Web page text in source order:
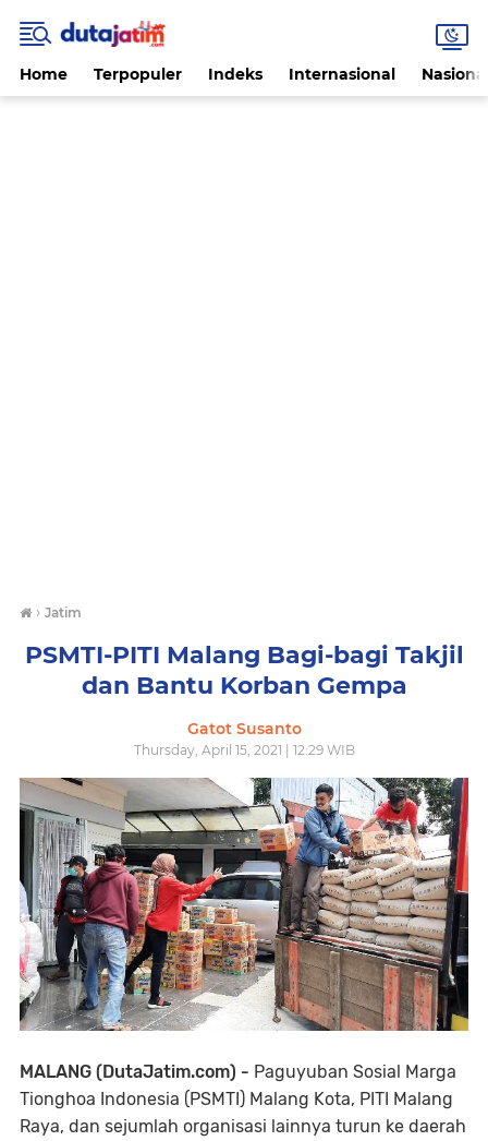
Home Terpopuler Indeks Internasional
› Jatim
PSMTI-PITI Malang Bagi-bagi Takjil
dan Bantu Korban Gempa
Gatot Susanto
Thursday, April 15, 2021 | 12:29 WIB
MALANG (DutaJatim.com) - Paguyuban Sosial Marga
Tionghoa Indonesia (PSMTI) Malang Kota, PITI Malang
Raya, dan sejumlah organisasi lainnya turun ke daerah